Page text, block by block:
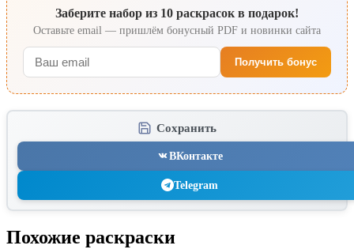
Заберите набор из 10 раскрасок в подарок!
Оставьте email — пришлём бонусный PDF и новинки сайта
Получить бонус
Сохранить
ВКонтакте
Telegram
Похожие раскраски